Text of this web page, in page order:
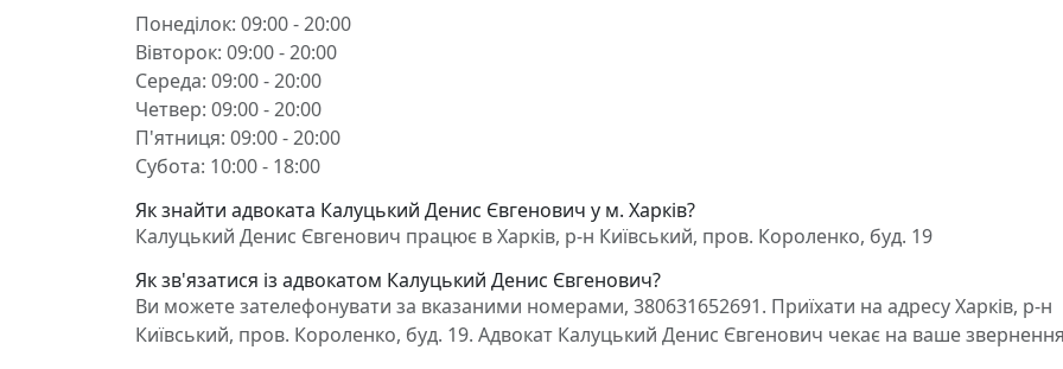
Понеділок: 09:00 - 20:00
Вівторок: 09:00 - 20:00
Середа: 09:00 - 20:00
Четвер: 09:00 - 20:00
П'ятниця: 09:00 - 20:00
Субота: 10:00 - 18:00
Як знайти адвоката Калуцький Денис Євгенович у м. Харків?
Калуцький Денис Євгенович працює в Харків, р-н Київський, пров. Короленко, буд. 19
Як зв'язатися із адвокатом Калуцький Денис Євгенович?
Ви можете зателефонувати за вказаними номерами, 380631652691. Приїхати на адресу Харків, р-н
Київський, пров. Короленко, буд. 19. Адвокат Калуцький Денис Євгенович чекає на ваше